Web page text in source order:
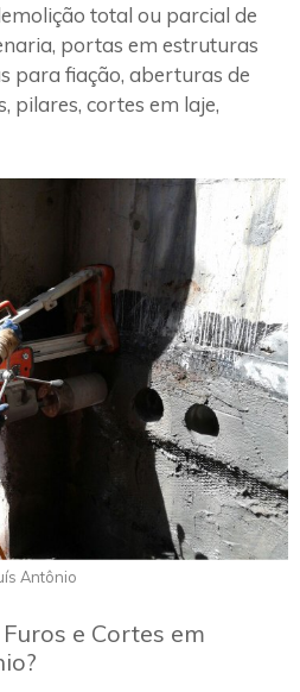
total ou parcial de
portas em estruturas
para fiação, aberturas de
pilares, cortes em laje,
Antônio
e Cortes em